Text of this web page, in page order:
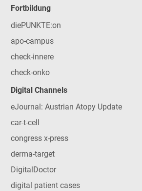
Fortbildung
diePUNKTE:on
apo-campus
check-innere
check-onko
Digital Channels
eJournal: Austrian Atopy Update
car-t-cell
congress x-press
derma-target
DigitalDoctor
digital patient cases